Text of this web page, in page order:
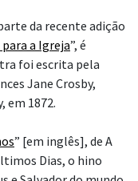
da recente adição
a Igreja”, é
foi escrita pela
Jane Crosby,
em 1872.
” [em inglês], de A
Dias, o hino